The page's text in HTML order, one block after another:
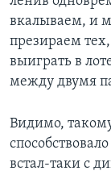
вкалываем, и
презираем
выиграть в
между двумя
Видимо,
встал-таки с